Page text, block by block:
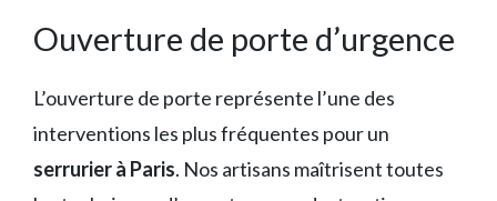
Ouverture de porte d’urgence
L’ouverture de porte représente l’une des
interventions les plus fréquentes pour un
serrurier à Paris. Nos artisans maîtrisent toutes